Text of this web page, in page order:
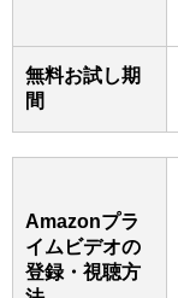
無料お試し期
間
Amazonプラ
イムビデオの
登録・視聴方